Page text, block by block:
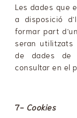
Les dades que
a disposició
formar part
seran
de dades de
consultar en el
7- Cookies